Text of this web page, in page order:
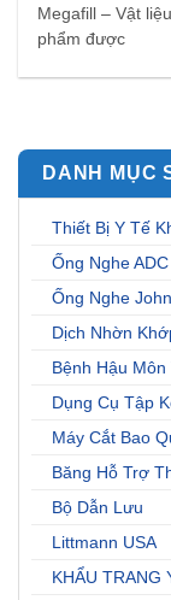
Megafill – Vật
phẩm được
DANH MỤC
Thiết Bị Y Tế
Ống Nghe ADC
Ống Nghe
Dịch Nhờn
Bệnh Hậu
Dụng Cụ Tập
Máy Cắt Bao
Băng Hỗ Trợ
Bộ Dẫn Lưu
Littmann USA
KHẨU TRANG